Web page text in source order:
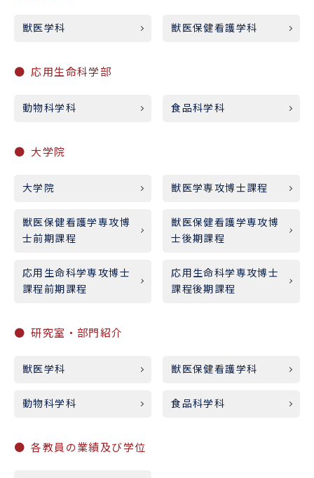
獣医学科 獣医保健看護学科
応用生命科学部
動物科学科 食品科学科
大学院
大学院 獣医学専攻博士課程
獣医保健看護学専攻博
士前期課程
獣医保健看護学専攻博
士後期課程
応用生命科学専攻博士
課程前期課程
応用生命科学専攻博士
課程後期課程
研究室・部門紹介
獣医学科 獣医保健看護学科
動物科学科 食品科学科
各教員の業績及び学位